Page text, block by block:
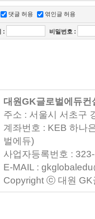
댓글 허용 엮인글 허용
: 비밀번호 :
대원GK글로벌에듀
주소 : 서울시 서초구
계좌번호 : KEB 하나
벌에듀)
사업자등록번호 :
E-MAIL :
Copyright ⓒ 대원 GK